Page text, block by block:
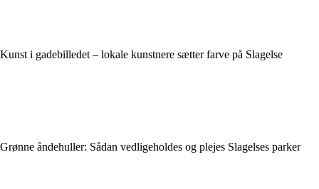
Kunst i gadebilledet – lokale kunstnere sætter farve på Slagelse
Grønne åndehuller: Sådan vedligeholdes og plejes Slagelses parker